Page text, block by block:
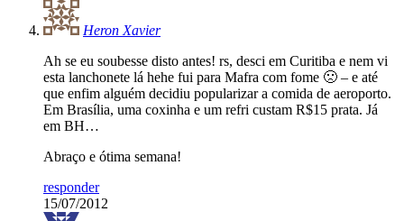
Heron Xavier
Ah se eu soubesse disto antes! rs, desci em Curitiba e nem vi
esta lanchonete lá hehe fui para Mafra com fome 🙁 – e até
que enfim alguém decidiu popularizar a comida de aeroporto.
Em Brasília, uma coxinha e um refri custam R$15 prata. Já
em BH…
Abraço e ótima semana!
responder
15/07/2012